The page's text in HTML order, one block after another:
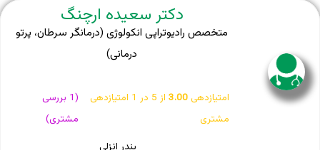
دکتر سعیده ارچنگ
متخصص رادیوتراپی انكولوژی (درمانگر سرطان، پرتو
درمانی)
امتیازدهی3.00 از 5 در 1 امتیازدهی
مشتری
(
1 بررسی
مشتری)